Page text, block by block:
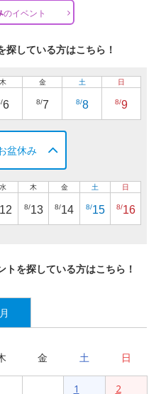
のイベント
している方はこちら！
木
6
金
8/7
土
8/8
日
8/9
盆休み
水
12
木
8/13
金
8/14
土
8/15
日
8/16
を探している方はこちら！
金 土 日
1 2